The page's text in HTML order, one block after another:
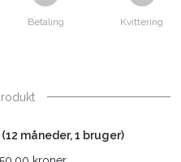
Betaling Kvittering
måneder, 1 bruger)